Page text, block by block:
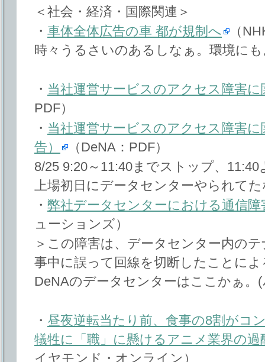
＜社会・経済・国際関連＞
・ 車体全体広告の車 都が規制へ
（
時々うるさいのあるしなぁ。環境に
・ 当社運営サービスのアクセス障害
PDF）
・ 当社運営サービスのアクセス障害
告）
（DeNA：PDF）
8/25 9:20～11:40までストップ、
上場初日にデータセンターやられて
・ 弊社データセンターにおける通信
ューションズ）
＞この障害は、データセンター内の
事中に誤って回線を切断したことに
DeNAのデータセンターはここかぁ。(
・ 昼夜逆転当たり前、食事の8割がコ
犠牲に「職」に懸けるアニメ業界の
イヤモンド・オンライン）